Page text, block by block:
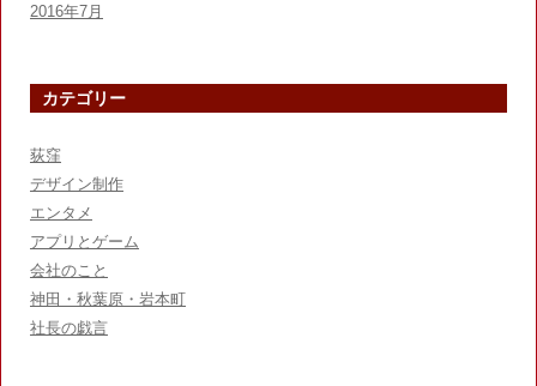
2016年7月
カテゴリー
荻窪
デザイン制作
エンタメ
アプリとゲーム
会社のこと
神田・秋葉原・岩本町
社長の戯言